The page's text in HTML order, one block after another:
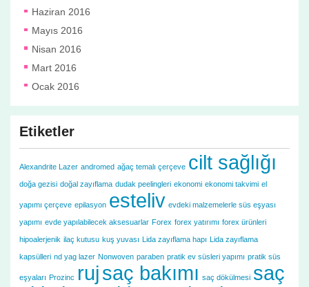
Haziran 2016
Mayıs 2016
Nisan 2016
Mart 2016
Ocak 2016
Etiketler
Alexandrite Lazer andromed ağaç temalı çerçeve cilt sağlığı
doğa gezisi doğal zayıflama dudak peelingleri ekonomi ekonomi takvimi el
yapımı çerçeve epilasyon esteliv evdeki malzemelerle süs eşyası
yapımı evde yapılabilecek aksesuarlar Forex forex yatırımı forex ürünleri
hipoalerjenik ilaç kutusu kuş yuvası Lida zayıflama hapı Lida zayıflama
kapsülleri nd yag lazer Nonwoven paraben pratik ev süsleri yapımı pratik süs
eşyaları Prozinc rujsaç bakımı saç dökülmesi saç